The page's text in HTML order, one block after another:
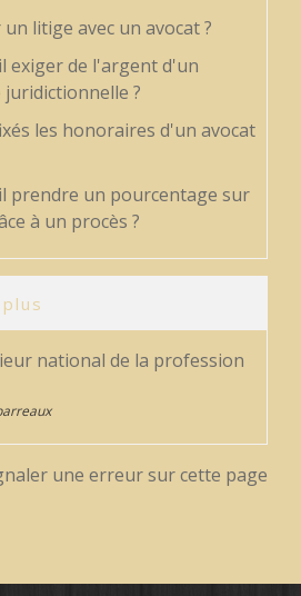
litige avec un avocat ?
exiger de l'argent d'un
?
les honoraires d'un avocat
prendre un pourcentage sur
à un procès ?
national de la profession
une erreur sur cette page